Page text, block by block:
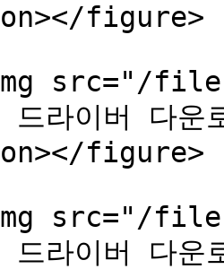
figure>
src="/
라이버 다
figure>
src="/files/
라이버 다